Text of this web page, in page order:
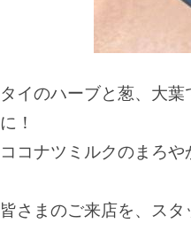
タイのハーブと葱、大
に！
ココナツミルクのまろ
皆さまのご来店を、スタ